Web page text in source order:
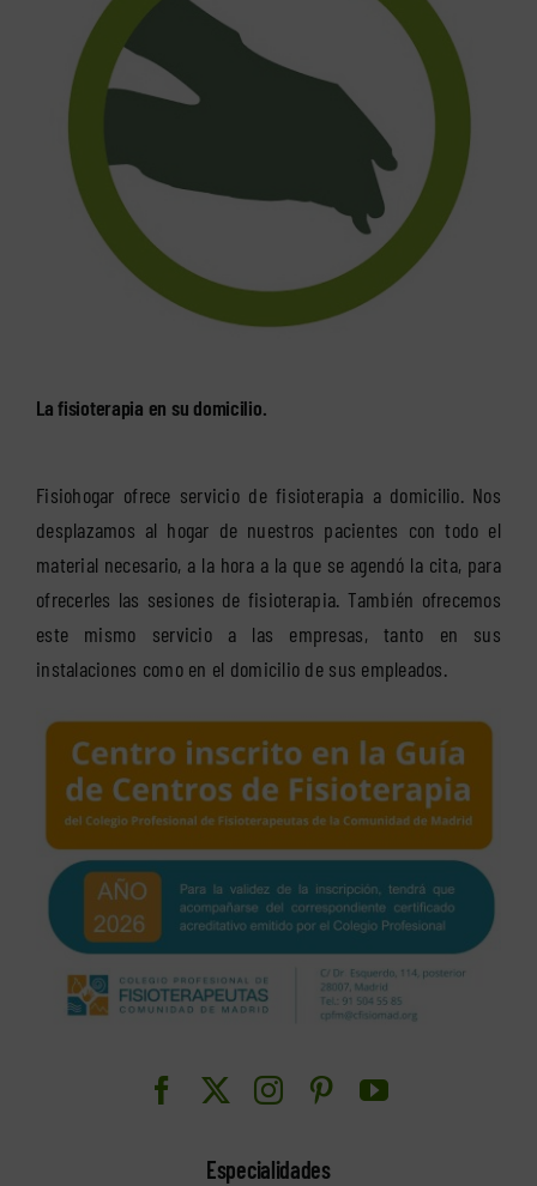
La fisioterapia en su domicilio.
Fisiohogar ofrece servicio de fisioterapia a domicilio. Nos
desplazamos al hogar de nuestros pacientes con todo el
material necesario, a la hora a la que se agendó la cita, para
ofrecerles las sesiones de fisioterapia. También ofrecemos
este mismo servicio a las empresas, tanto en sus
instalaciones como en el domicilio de sus empleados.
Especialidades